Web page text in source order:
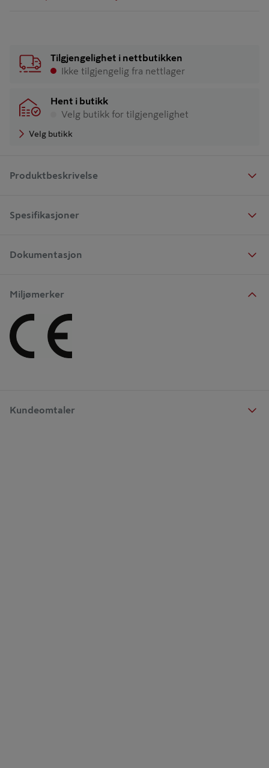
Tilgjengelighet i nettbutikken
Ikke tilgjengelig fra nettlager
Hent i butikk
Velg butikk for tilgjengelighet
Velg butikk
Produktbeskrivelse
Spesifikasjoner
Dokumentasjon
Miljømerker
Kundeomtaler